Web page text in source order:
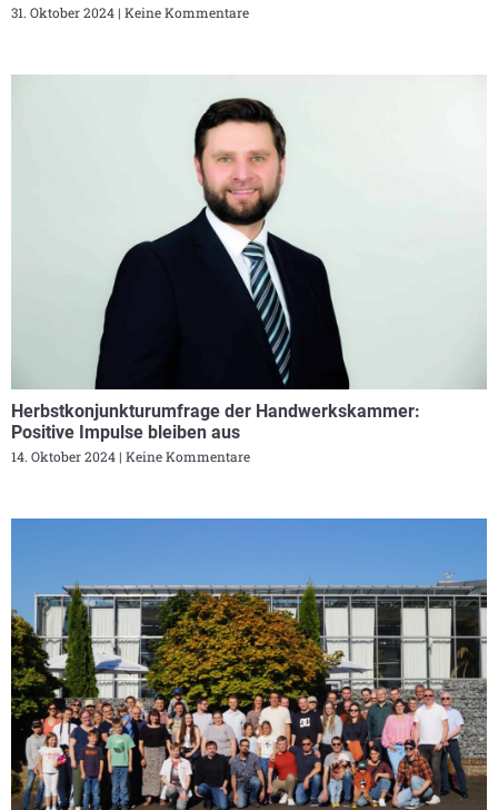
31. Oktober 2024 Keine Kommentare
Herbstkonjunkturumfrage der Handwerkskammer:
Positive Impulse bleiben aus
14. Oktober 2024 Keine Kommentare